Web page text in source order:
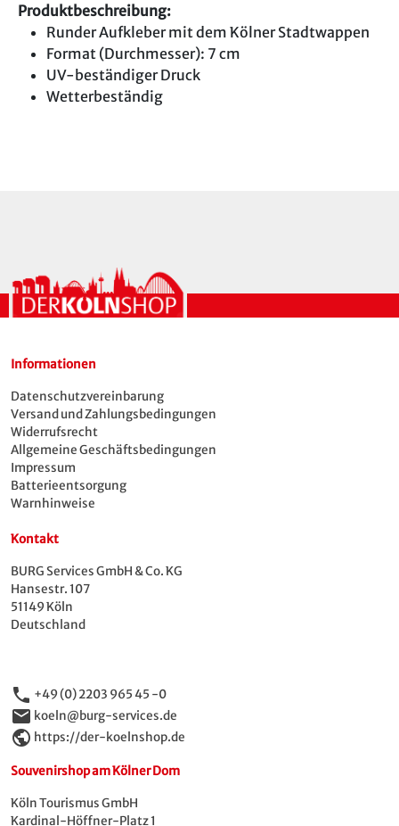
Produktbeschreibung:
Runder Aufkleber mit dem Kölner Stadtwappen
Format (Durchmesser): 7 cm
UV-beständiger Druck
Wetterbeständig
Informationen
Datenschutzvereinbarung
Versand und Zahlungsbedingungen
Widerrufsrecht
Allgemeine Geschäftsbedingungen
Impressum
Batterieentsorgung
Warnhinweise
Kontakt
BURG Services GmbH & Co. KG
Hansestr. 107
51149 Köln
Deutschland
phone +49 (0) 2203 965 45 -0
email koeln@burg-services.de
public https://der-koelnshop.de
Souvenirshop am Kölner Dom
Köln Tourismus GmbH
Kardinal-Höffner-Platz 1